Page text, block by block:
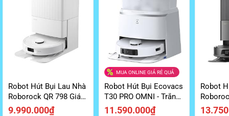
Robot Hút Bụi Lau Nhà
Roborock QR 798 Giá
Tốt
9.990.000₫
MUA ONLINE GIÁ RẺ QUÁ
Robot Hút Bụi Ecovacs
T30 PRO OMNI - Trắng
Mạnh Mẽ Giá Tốt
11.590.000₫
Robot
Tiện